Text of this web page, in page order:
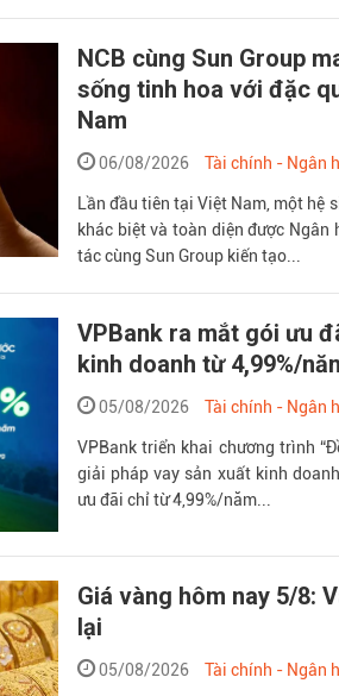
NCB cùng Sun Group
sống tinh hoa với đặc
Nam
06/08/2026 Tài chính - Ngân
Lần đầu tiên tại Việt Nam, một
khác biệt và toàn diện được Ngân
tác cùng Sun Group kiến tạo...
VPBank ra mắt gói ưu
kinh doanh từ 4,99%/
05/08/2026 Tài chính - Ngân
VPBank triển khai chương trình
giải pháp vay sản xuất kinh
ưu đãi chỉ từ 4,99%/năm...
Giá vàng hôm nay 5/8:
lại
05/08/2026 Tài chính - Ngân